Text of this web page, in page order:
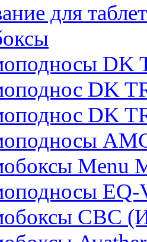
для
DK
DK
DK
Menu
EQ-
CBC